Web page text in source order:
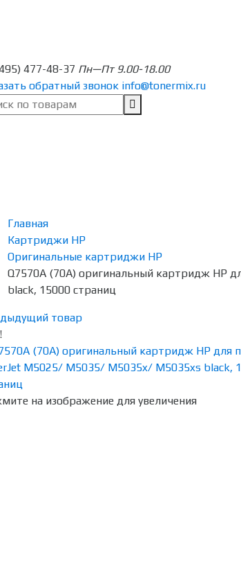
477-48-37 Пн—Пт 9.00-18.00
обратный звонок info@tonermix.ru
Главная
Картриджи HP
Оригинальные картриджи HP
Q7570A (70A) оригинальный картридж HP
black, 15000 страниц
товар
на изображение для увеличения